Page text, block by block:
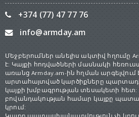
+374 (77) 47 77 76
info@armday.am
Մեջբերումներ անելիս ակտիվ հղումը
է: Կայքի հոդվածների մասնակի
առանց Armday.am-ին հղման արգելվում
արտահայտված կարծիքները
կայքի խմբագրության տեսակետի հետ:
բովանդակության համար կայքը
կրում: